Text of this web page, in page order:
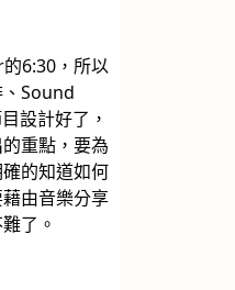
6:30，所以
Sound
設計好了，
重點，要為
的知道如何
由音樂分享
了。